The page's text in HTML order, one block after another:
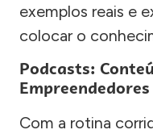
exemplos reais e
colocar o
Podcasts:
Com a rotina